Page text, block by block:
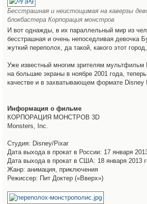
Бесстрашная и неистощимая на каверзы
блокбастера Корпорация монстров
И вот однажды, в их параллельный мир из
бесстрашная и очень непоседливая девочка
жуткий переполох, да такой, какого этот
Уже известный многим зрителям
на большие экраны в ноябре 2001 года,
качестве и в захватывающем формате
Информация о фильме
КОРПОРАЦИЯ МОНСТРОВ 3D
Monsters, Inc.
Студия: Disney/Pixar
Дата выхода в прокат в России: 17 января
Дата выхода в прокат в США: 18 января 2013
Жанр: анимация, приключения
Режиссер: Пит Доктер («Вверх»)